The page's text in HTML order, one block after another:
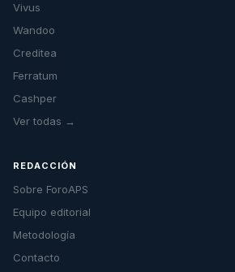
Vivus
Wandoo
Creditea
Ferratum
Cashper
Ver todas →
REDACCIÓN
Sobre ForoAPS
Equipo editorial
Metodología
Contacto